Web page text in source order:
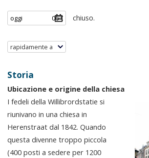
chiuso.
rapidamente a
Storia
Ubicazione e origine della chiesa
I fedeli della Willibrordstatie si
riunivano in una chiesa in
Herenstraat dal 1842. Quando
questa divenne troppo piccola
(400 posti a sedere per 1200